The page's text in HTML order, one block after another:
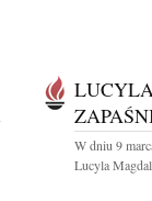
W dniu 9
Lucyla